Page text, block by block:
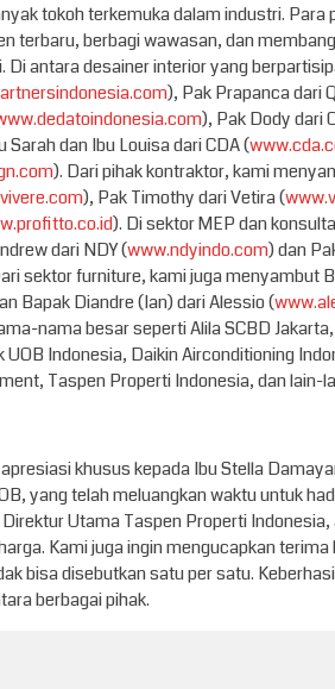
tokoh terkemuka dalam industri.
terbaru, berbagi wawasan, dan
Di antara desainer interior yang
), Pak Prapanca dari
), Pak Dody dari
Sarah dan Ibu Louisa dari CDA (
). Dari pihak kontraktor, kami
), Pak Timothy dari Vetira (
). Di sektor MEP dan
dari NDY (www.ndyindo.com) dan
sektor furniture, kami juga menyambut
Bapak Diandre (Ian) dari Alessio (
nama besar seperti Alila SCBD
UOB Indonesia, Daikin Airconditioning
Taspen Properti Indonesia, dan lain-
khusus kepada Ibu Stella
yang telah meluangkan waktu untuk
Utama Taspen Properti
Kami juga ingin mengucapkan
bisa disebutkan satu per satu.
berbagai pihak.